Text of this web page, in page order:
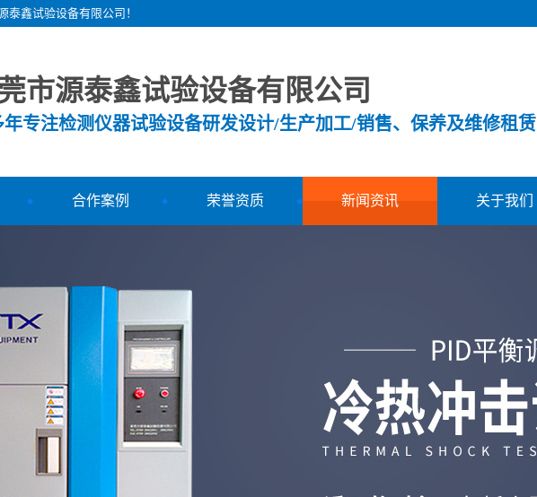
鑫试验设备有限公司！
市源泰鑫试验设备有限公司
年专注检测仪器试验设备研发设计/生产加工/销售、保养及维修租赁
合作案例 荣誉资质 新闻资讯 关于我们